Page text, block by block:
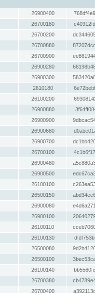
26900400
26700180
26700200
26700880
26700900
26900280
26900300
2610180
26100200
26900880
26900900
26900680
26900700
26700100
26900480
26900500
26100100
26500150
26900080
26900100
26100110
26100130
26500080
26500100
26100140
26700380
26700400